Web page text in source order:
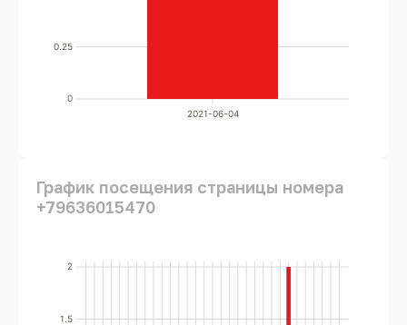
0
0.25
2021-06-04
График посещения страницы номера
+79636015470
1.5
2